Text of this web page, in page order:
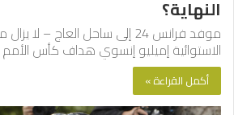
النهاية؟
موفد فرانس 24 إلى ساحل العاج –
الاستوائية إميليو إنسوي هداف كأس
أكمل القراءة »